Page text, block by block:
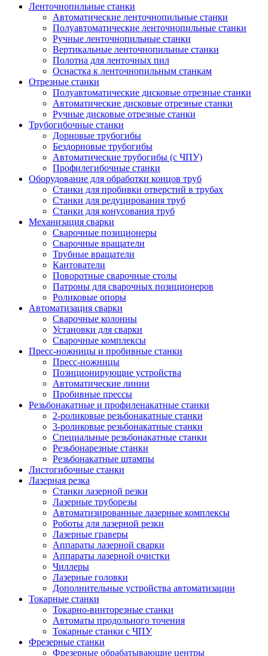
Ленточнопильные станки
Автоматические ленточнопильные станки
Полуавтоматические ленточнопильные станки
Ручные ленточнопильные станки
Вертикальные ленточнопильные станки
Полотна для ленточных пил
Оснастка к ленточнопильным станкам
Отрезные станки
Полуавтоматические дисковые отрезные станки
Автоматические дисковые отрезные станки
Ручные дисковые отрезные станки
Трубогибочные станки
Дорновые трубогибы
Бездорновые трубогибы
Автоматические трубогибы (с ЧПУ)
Профилегибочные станки
Оборудование для обработки концов труб
Станки для пробивки отверстий в трубах
Станки для редуцирования труб
Станки для конусования труб
Механизация сварки
Сварочные позиционеры
Сварочные вращатели
Трубные вращатели
Кантователи
Поворотные сварочные столы
Патроны для сварочных позиционеров
Роликовые опоры
Автоматизация сварки
Сварочные колонны
Установки для сварки
Сварочные комплексы
Пресс-ножницы и пробивные станки
Пресс-ножницы
Позиционирующие устройства
Автоматические линии
Пробивные прессы
Резьбонакатные и профиленакатные станки
2-роликовые резьбонакатные станки
3-роликовые резьбонакатные станки
Специальные резьбонакатные станки
Резьбонарезные станки
Резьбонакатные штампы
Листогибочные станки
Лазерная резка
Станки лазерной резки
Лазерные труборезы
Автоматизированные лазерные комплексы
Роботы для лазерной резки
Лазерные граверы
Аппараты лазерной сварки
Аппараты лазерной очистки
Чиллеры
Лазерные головки
Дополнительные устройства автоматизации
Токарные станки
Токарно-винторезные станки
Автоматы продольного точения
Токарные станки с ЧПУ
Фрезерные станки
Фрезерные обрабатывающие центры